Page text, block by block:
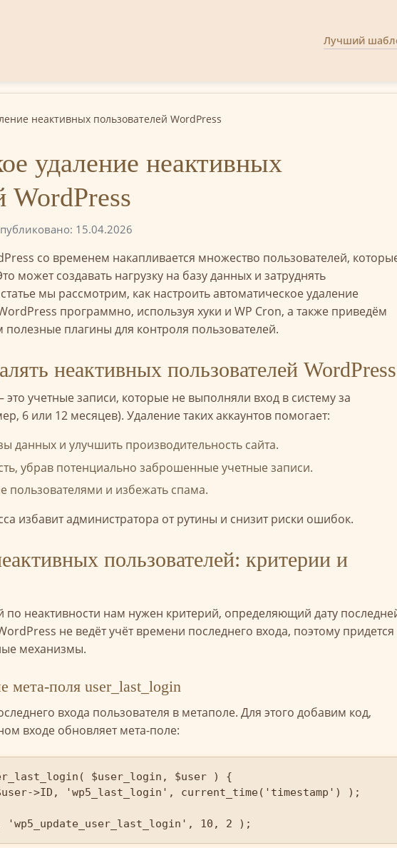
Лучший
неактивных пользователей WordPress
удаление неактивных
WordPress
15.04.2026
со временем накапливается множество пользователей,
может создавать нагрузку на базу данных и затруднять
мы рассмотрим, как настроить автоматическое удаление
программно, используя хуки и WP Cron, а также приведём
плагины для контроля пользователей.
неактивных пользователей WordPress
учетные записи, которые не выполняли вход в систему за
6 или 12 месяцев). Удаление таких аккаунтов помогает:
данных и улучшить производительность сайта.
убрав потенциально заброшенные учетные записи.
пользователями и избежать спама.
избавит администратора от рутины и снизит риски ошибок.
пользователей: критерии и
по неактивности нам нужен критерий, определяющий дату
не ведёт учёт времени последнего входа, поэтому придется
механизмы.
мета-поля user_last_login
входа пользователя в метаполе. Для этого добавим код,
входе обновляет мета-поле:
$user_login, $user ) {
10, 2 );